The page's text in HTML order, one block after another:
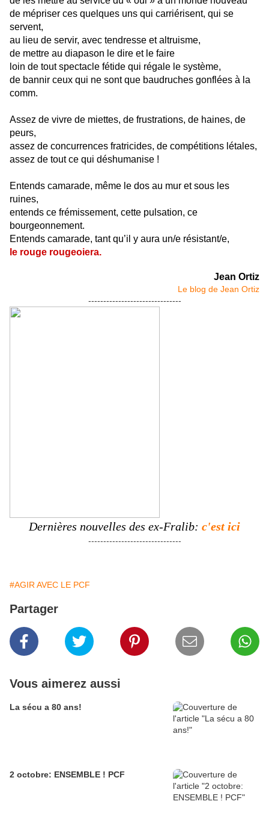
de mépriser ces quelques uns qui carriérisent, qui se
servent,
au lieu de servir, avec tendresse et altruisme,
de mettre au diapason le dire et le faire
loin de tout spectacle fétide qui régale le système,
de bannir ceux qui ne sont que baudruches gonflées à la
comm.
Assez de vivre de miettes, de frustrations, de haines, de
peurs,
assez de concurrences fratricides, de compétitions létales,
assez de tout ce qui déshumanise !
Entends camarade, même le dos au mur et sous les
ruines,
entends ce frémissement, cette pulsation, ce
bourgeonnement.
Entends camarade, tant qu’il y aura un/e résistant/e,
le rouge rougeoiera.
Jean Ortiz
Le blog de Jean Ortiz
-------------------------------
Dernières nouvelles des ex-Fralib: c'est ici
-------------------------------
#AGIR AVEC LE PCF
Partager
Vous aimerez aussi
La sécu a 80 ans!
2 octobre: ENSEMBLE ! PCF